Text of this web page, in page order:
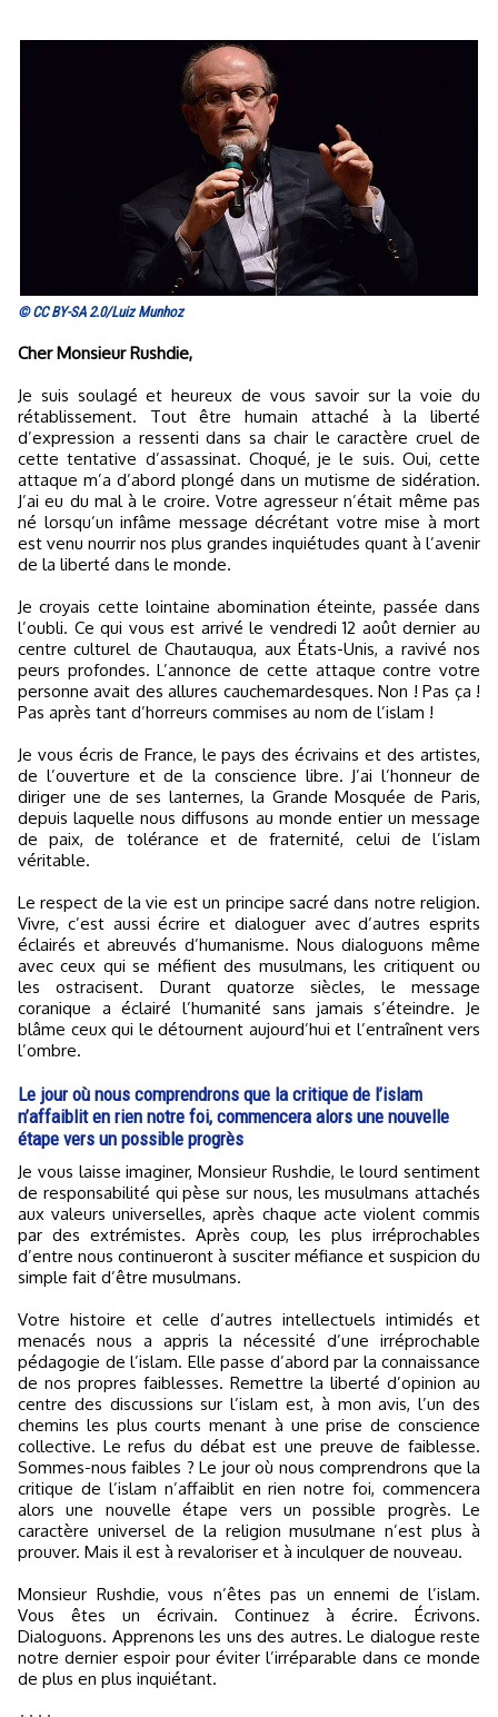
© CC BY-SA 2.0/Luiz Munhoz
Cher Monsieur Rushdie,
Je suis soulagé et heureux de vous savoir sur la voie du
rétablissement. Tout être humain attaché à la liberté
d’expression a ressenti dans sa chair le caractère cruel de
cette tentative d’assassinat. Choqué, je le suis. Oui, cette
attaque m’a d’abord plongé dans un mutisme de sidération.
J’ai eu du mal à le croire. Votre agresseur n’était même pas
né lorsqu’un infâme message décrétant votre mise à mort
est venu nourrir nos plus grandes inquiétudes quant à l’avenir
de la liberté dans le monde.
Je croyais cette lointaine abomination éteinte, passée dans
l’oubli. Ce qui vous est arrivé le vendredi 12 août dernier au
centre culturel de Chautauqua, aux États-Unis, a ravivé nos
peurs profondes. L’annonce de cette attaque contre votre
personne avait des allures cauchemardesques. Non ! Pas ça !
Pas après tant d’horreurs commises au nom de l’islam !
Je vous écris de France, le pays des écrivains et des artistes,
de l’ouverture et de la conscience libre. J’ai l’honneur de
diriger une de ses lanternes, la Grande Mosquée de Paris,
depuis laquelle nous diffusons au monde entier un message
de paix, de tolérance et de fraternité, celui de l’islam
véritable.
Le respect de la vie est un principe sacré dans notre religion.
Vivre, c’est aussi écrire et dialoguer avec d’autres esprits
éclairés et abreuvés d’humanisme. Nous dialoguons même
avec ceux qui se méfient des musulmans, les critiquent ou
les ostracisent. Durant quatorze siècles, le message
coranique a éclairé l’humanité sans jamais s’éteindre. Je
blâme ceux qui le détournent aujourd’hui et l’entraînent vers
l’ombre.
Le jour où nous comprendrons que la critique de l’islam
n’affaiblit en rien notre foi, commencera alors une nouvelle
étape vers un possible progrès
Je vous laisse imaginer, Monsieur Rushdie, le lourd sentiment
de responsabilité qui pèse sur nous, les musulmans attachés
aux valeurs universelles, après chaque acte violent commis
par des extrémistes. Après coup, les plus irréprochables
d’entre nous continueront à susciter méfiance et suspicion du
simple fait d’être musulmans.
Votre histoire et celle d’autres intellectuels intimidés et
menacés nous a appris la nécessité d’une irréprochable
pédagogie de l’islam. Elle passe d’abord par la connaissance
de nos propres faiblesses. Remettre la liberté d’opinion au
centre des discussions sur l’islam est, à mon avis, l’un des
chemins les plus courts menant à une prise de conscience
collective. Le refus du débat est une preuve de faiblesse.
Sommes-nous faibles ? Le jour où nous comprendrons que la
critique de l’islam n’affaiblit en rien notre foi, commencera
alors une nouvelle étape vers un possible progrès. Le
caractère universel de la religion musulmane n’est plus à
prouver. Mais il est à revaloriser et à inculquer de nouveau.
Monsieur Rushdie, vous n’êtes pas un ennemi de l’islam.
Vous êtes un écrivain. Continuez à écrire. Écrivons.
Dialoguons. Apprenons les uns des autres. Le dialogue reste
notre dernier espoir pour éviter l’irréparable dans ce monde
de plus en plus inquiétant.